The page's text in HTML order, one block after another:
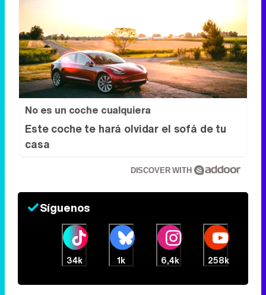
No es un coche cualquiera
Este coche te hará olvidar el sofá de tu
casa
DISCOVER WITH
Síguenos
34k 1k 6,4k 258k